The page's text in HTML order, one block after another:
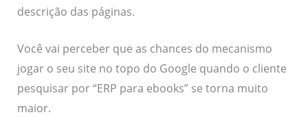
descrição das páginas.
Você vai perceber que as chances do mecanismo
jogar o seu site no topo do Google quando o cliente
pesquisar por “ERP para ebooks” se torna muito
maior.